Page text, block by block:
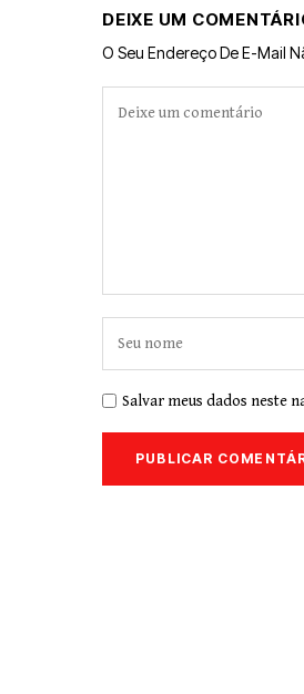
DEIXE UM
O Seu Endereço De E-Mail
Salvar meus dados neste